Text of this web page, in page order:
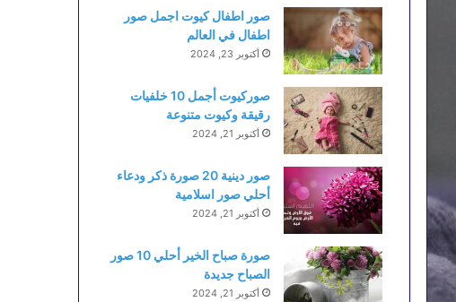
صور اطفال كيوت اجمل صور
اطفال في العالم
أكتوبر 23, 2024
صوركيوت أجمل 10 خلفيات
رقيقة وكيوت متنوعة
أكتوبر 21, 2024
صور دينية 20 صورة ذكر ودعاء
أحلي صور اسلامية
أكتوبر 21, 2024
صورة صباح الخير أحلي 10 صور
الصباح جديدة
أكتوبر 21, 2024